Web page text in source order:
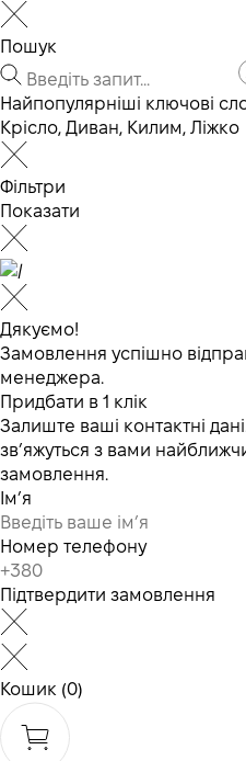
Пошук
Найпопулярніші ключові
Крісло, Диван, Килим, Ліжко
Фільтри
Показати
Дякуємо!
Замовлення успішно
менеджера.
Придбати в 1 клік
Залиште ваші контактні
зв’яжуться з вами
замовлення.
Ім’я
Номер телефону
Підтвердити замовлення
Кошик (0)